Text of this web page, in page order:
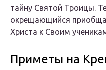
тайну Святой Троицы.
окрещающийся
Христа к Своим
Приметы на